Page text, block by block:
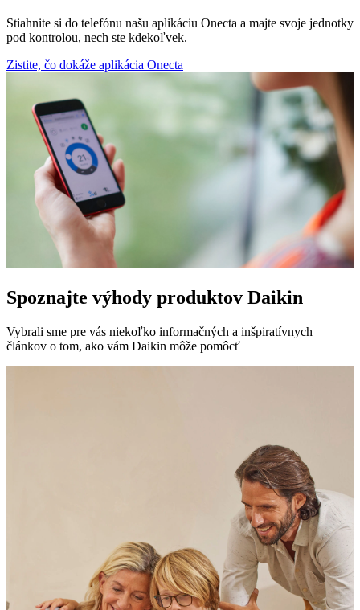
Stiahnite si do telefónu našu aplikáciu Onecta a majte svoje jednotky
pod kontrolou, nech ste kdekoľvek.
Zistite, čo dokáže aplikácia Onecta
Spoznajte výhody produktov Daikin
Vybrali sme pre vás niekoľko informačných a inšpiratívnych
článkov o tom, ako vám Daikin môže pomôcť